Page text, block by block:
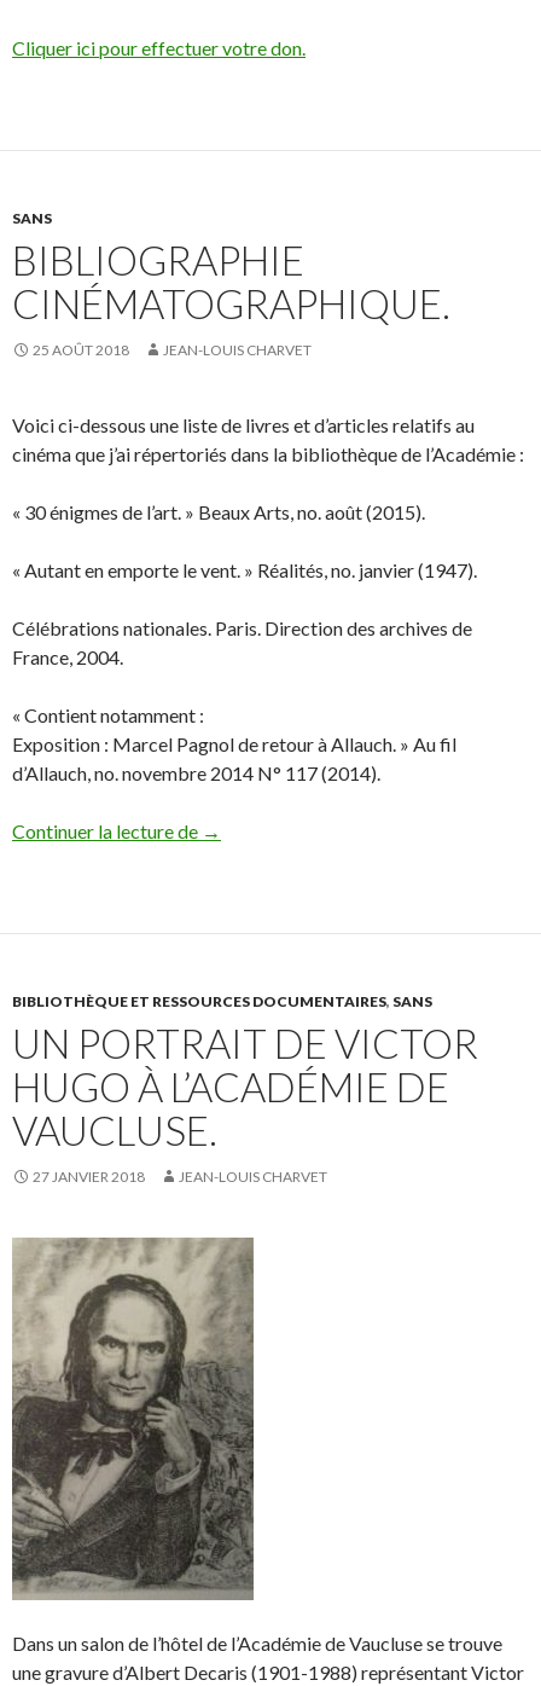
Cliquer ici pour effectuer votre don.
SANS
BIBLIOGRAPHIE
CINÉMATOGRAPHIQUE.
25 AOÛT 2018 JEAN-LOUIS CHARVET
Voici ci-dessous une liste de livres et d’articles relatifs au
cinéma que j’ai répertoriés dans la bibliothèque de l’Académie :
« 30 énigmes de l’art. » Beaux Arts, no. août (2015).
« Autant en emporte le vent. » Réalités, no. janvier (1947).
Célébrations nationales. Paris. Direction des archives de
France, 2004.
« Contient notamment :
Exposition : Marcel Pagnol de retour à Allauch. » Au fil
d’Allauch, no. novembre 2014 N° 117 (2014).
Continuer la lecture de Bibliographie cinématographique.
→
BIBLIOTHÈQUE ET RESSOURCES DOCUMENTAIRES, SANS
UN PORTRAIT DE VICTOR
HUGO À L’ACADÉMIE DE
VAUCLUSE.
27 JANVIER 2018 JEAN-LOUIS CHARVET
Dans un salon de l’hôtel de l’Académie de Vaucluse se trouve
une gravure d’Albert Decaris (1901-1988) représentant Victor